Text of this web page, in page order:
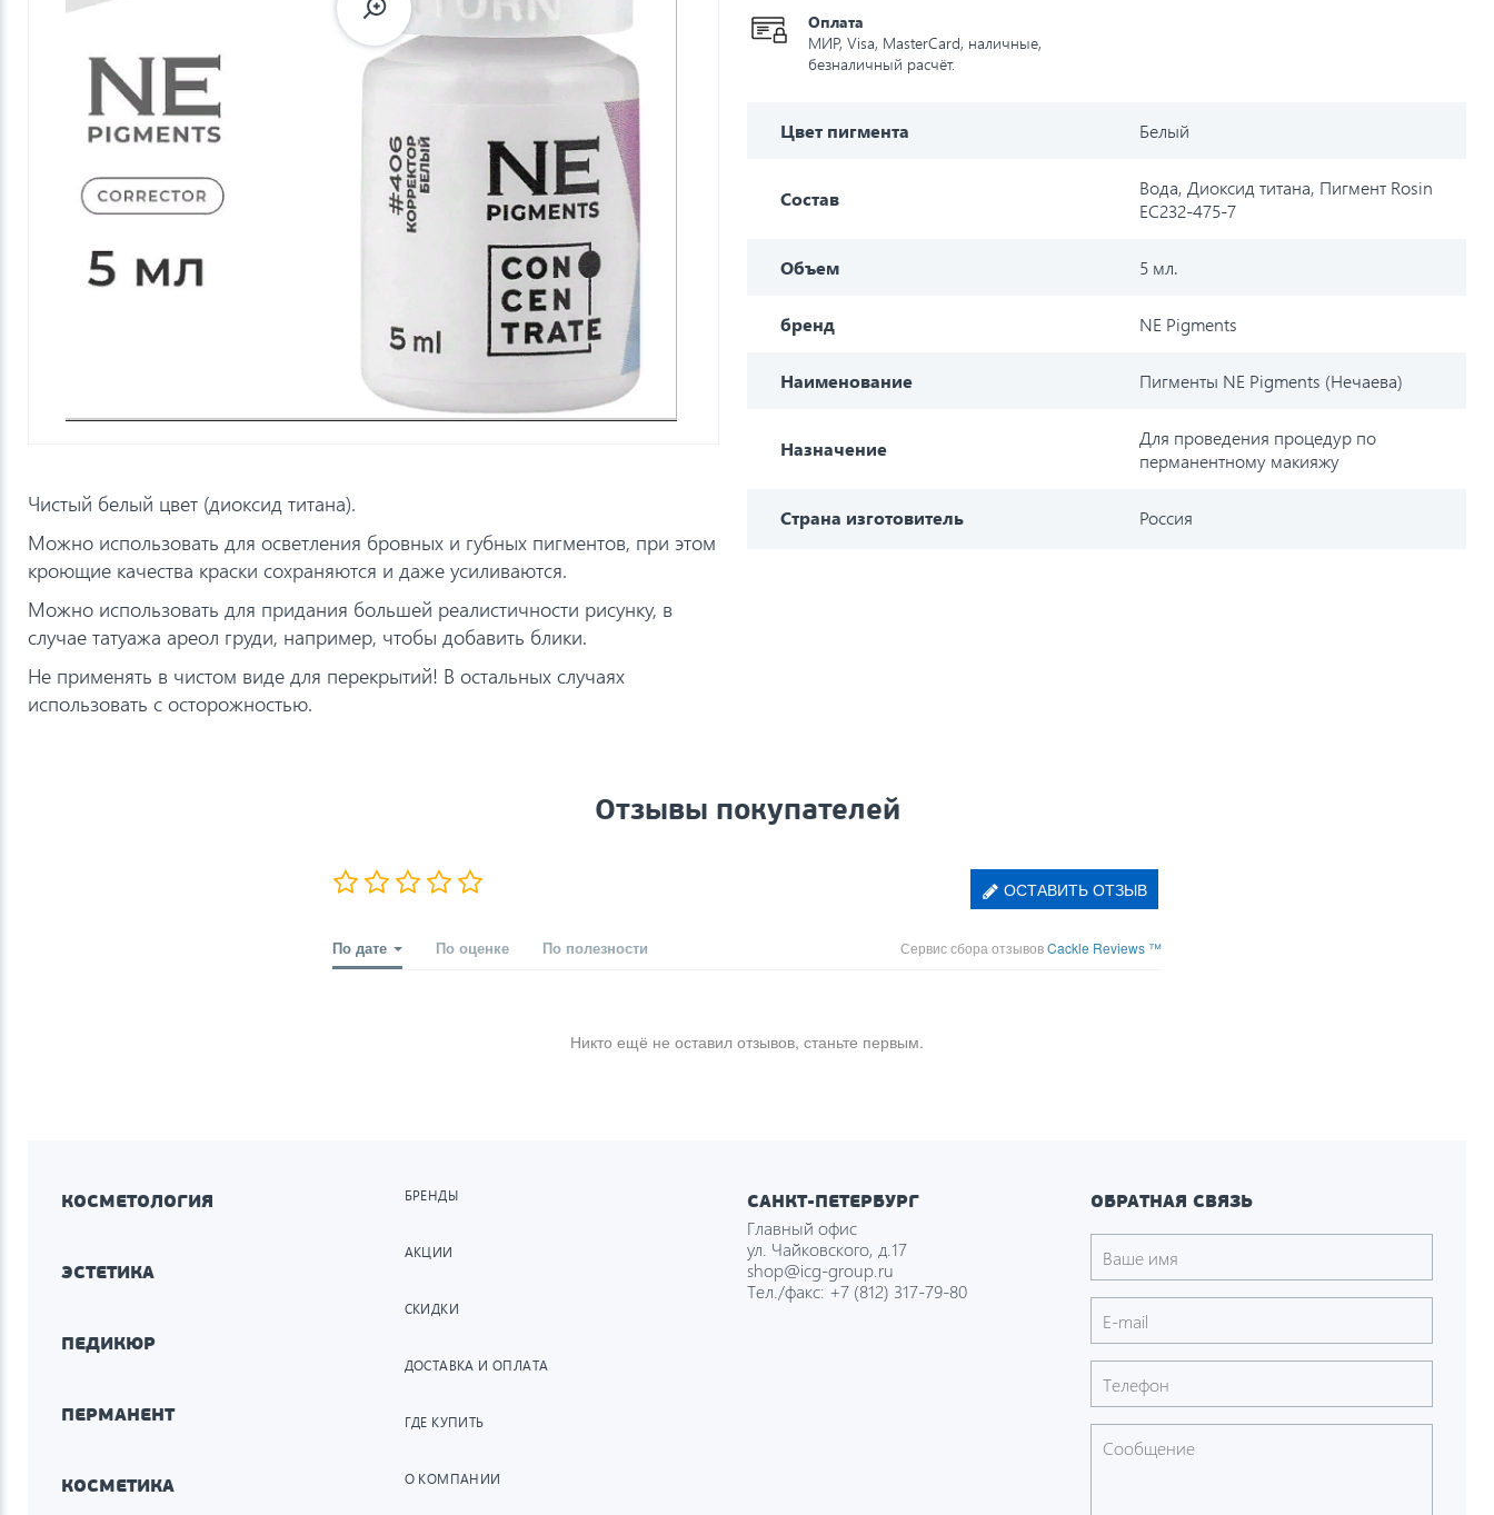
Чистый белый цвет (диоксид титана).
Можно использовать для осветления бровных и губных пигментов, при этом
кроющие качества краски сохраняются и даже усиливаются.
Можно использовать для придания большей реалистичности рисунку, в
случае татуажа ареол груди, например, чтобы добавить блики.
Не применять в чистом виде для перекрытий! В остальных случаях
использовать с осторожностью.
Оплата
МИР, Visa, MasterCard, наличные,
безналичный расчёт.
Цвет пигмента Белый
Состав
Вода, Диоксид титана, Пигмент Rosin
EC232-475-7
Объем 5 мл.
бренд NE Pigments
Наименование Пигменты NE Pigments (Нечаева)
Назначение
Для проведения процедур по
перманентному макияжу
Страна изготовитель Россия
Отзывы покупателей
ОСТАВИТЬ ОТЗЫВ
По дате По оценке По полезности Сервис сбора отзывовCackle Reviews ™
Никто ещё не оставил отзывов, станьте первым.
КОСМЕТОЛОГИЯ
ЭСТЕТИКА
ПЕДИКЮР
ПЕРМАНЕНТ
КОСМЕТИКА
БРЕНДЫ
АКЦИИ
СКИДКИ
ДОСТАВКА И ОПЛАТА
ГДЕ КУПИТЬ
О КОМПАНИИ
САНКТ-ПЕТЕРБУРГ
Главный офис
ул. Чайковского, д.17
shop@icg-group.ru
Тел./факс: +7 (812) 317-79-80
ОБРАТНАЯ СВЯЗЬ